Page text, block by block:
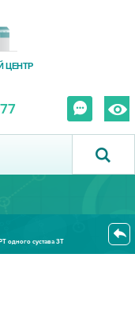
ЦЕНТР
одного сустава 3Т